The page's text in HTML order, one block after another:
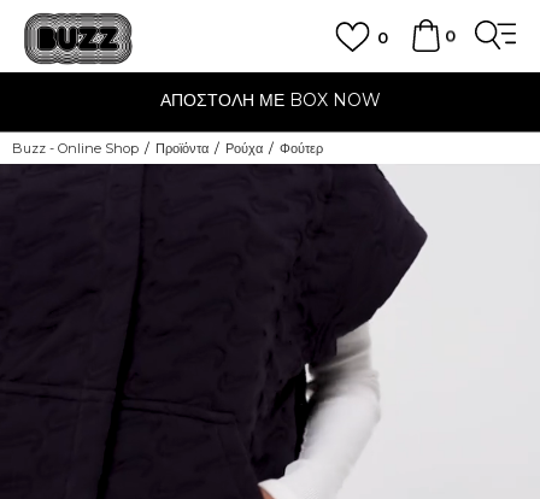
0
0
ΑΠΟΣΤΟΛΗ ΜΕ BOX NOW
Buzz - Online Shop Προϊόντα Ρούχα Φούτερ